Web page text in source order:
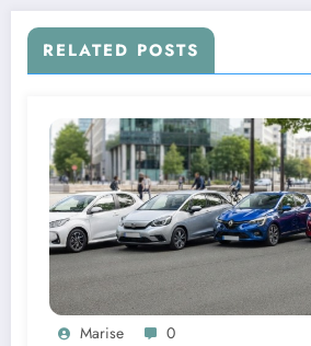
RELATED POSTS
Marise 0